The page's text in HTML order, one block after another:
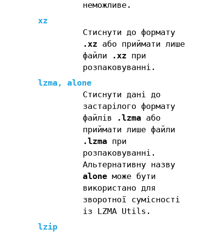
неможливе.
xz
Стиснути до формату
.xz або приймати лише
файли
.xz при
розпаковуванні.
lzma,alone
Стиснути дані до
застарілого формату
файлів
.lzmaабо
приймати лише файли
.lzmaпри
розпаковуванні.
Альтернативну назву
aloneможе бути
використано для
зворотної сумісності
із LZMA Utils.
lzip